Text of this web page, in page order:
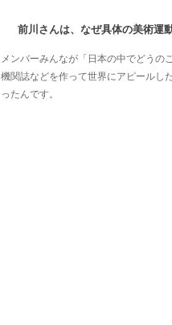
前川さんは、なぜ具体の美術運
メンバーみんなが「日本の中でどうの
機関誌などを作って世界にアピールし
ったんです。